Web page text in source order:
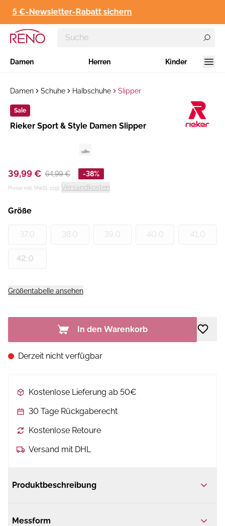
5 €-Newsletter-Rabatt sichern
Damen Herren Kinder
Damen Schuhe Halbschuhe Slipper
Sale
Hersteller:
Rieker Sport & Style Damen Slipper
39,99 € 64,99 € -38%
Preise inkl. MwSt. zzgl. Versandkosten
Größe
37.0 38.0 39.0 40.0 41.0
42.0
Größentabelle ansehen
In den Warenkorb
Derzeit nicht verfügbar
Kostenlose Lieferung ab 50€
30 Tage Rückgaberecht
Kostenlose Retoure
Versand mit DHL
Produktbeschreibung
Messform